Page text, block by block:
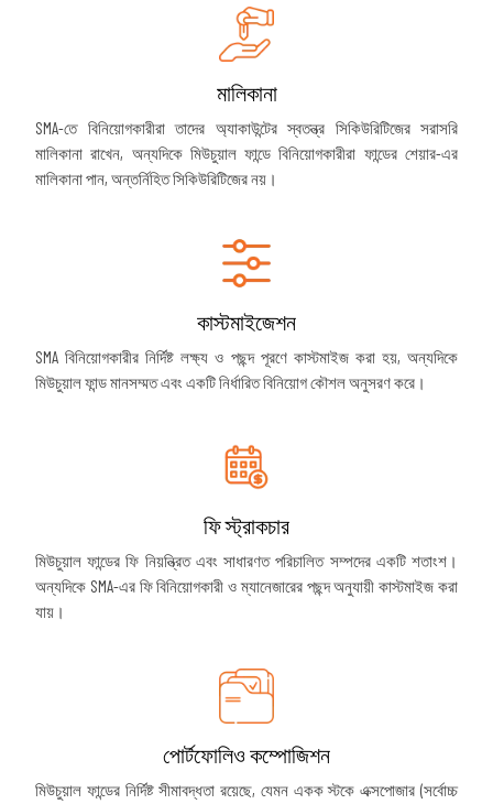
মালিকানা
SMA-তে বিনিয়োগকারীরা তাদের অ্যাকাউন্টের স্বতন্ত্র সিকিউরিটিজের সরাসরি
মালিকানা রাখেন, অন্যদিকে মিউচুয়াল ফান্ডে বিনিয়োগকারীরা ফান্ডের শেয়ার-এর
মালিকানা পান, অন্তর্নিহিত সিকিউরিটিজের নয়।
কাস্টমাইজেশন
SMA বিনিয়োগকারীর নির্দিষ্ট লক্ষ্য ও পছন্দ পূরণে কাস্টমাইজ করা হয়, অন্যদিকে
মিউচুয়াল ফান্ড মানসম্মত এবং একটি নির্ধারিত বিনিয়োগ কৌশল অনুসরণ করে।
ফি স্ট্রাকচার
মিউচুয়াল ফান্ডের ফি নিয়ন্ত্রিত এবং সাধারণত পরিচালিত সম্পদের একটি শতাংশ।
অন্যদিকে SMA-এর ফি বিনিয়োগকারী ও ম্যানেজারের পছন্দ অনুযায়ী কাস্টমাইজ করা
যায়।
পোর্টফোলিও কম্পোজিশন
মিউচুয়াল ফান্ডের নির্দিষ্ট সীমাবদ্ধতা রয়েছে, যেমন একক স্টকে এক্সপোজার (সর্বোচ্চ